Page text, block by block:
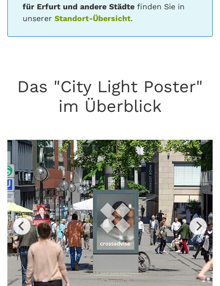
für Erfurt und andere Städte finden Sie in
unsererStandort-Übersicht.
Das "City Light Poster"
im Überblick